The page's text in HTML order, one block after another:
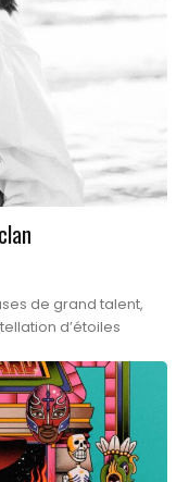
de grand talent,
d’étoiles